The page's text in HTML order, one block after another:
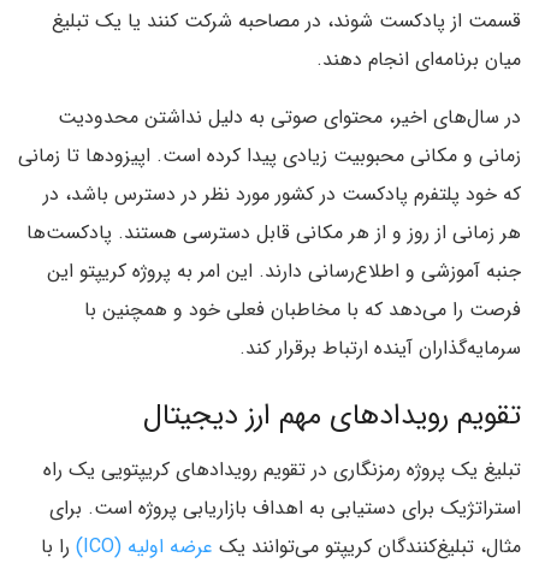
قسمت از پادکست شوند، در مصاحبه شرکت کنند یا یک تبلیغ
میان برنامه‌ای انجام دهند.
در سال‌های اخیر، محتوای صوتی به دلیل نداشتن محدودیت
زمانی و مکانی محبوبیت زیادی پیدا کرده است. اپیزودها تا زمانی
که خود پلتفرم پادکست در کشور مورد نظر در دسترس باشد، در
هر زمانی از روز و از هر مکانی قابل دسترسی هستند. پادکست‌ها
جنبه آموزشی و اطلاع‌رسانی دارند. این امر به پروژه کریپتو این
فرصت را می‌دهد که با مخاطبان فعلی خود و همچنین با
سرمایه‌گذاران آینده ارتباط برقرار کند.
تقویم رویدادهای مهم ارز دیجیتال
تبلیغ یک پروژه رمزنگاری در تقویم رویدادهای کریپتویی یک راه
استراتژیک برای دستیابی به اهداف بازاریابی پروژه است. برای
مثال، تبلیغ‌کنندگان کریپتو می‌توانند یک عرضه اولیه (ICO)
را با